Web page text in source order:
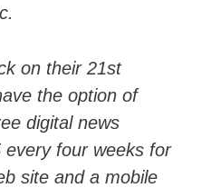
on their 21st
the option of
digital news
four weeks for
site and a mobile